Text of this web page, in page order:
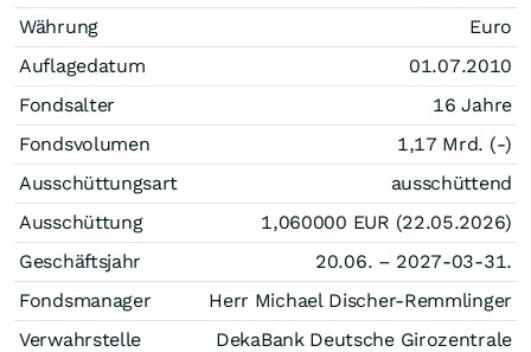
Währung
Euro
Auflagedatum
01.07.2010
Fondsalter
16 Jahre
Fondsvolumen
1,17 Mrd. (-)
Ausschüttungsart
ausschüttend
Ausschüttung
1,060000 EUR (22.05.2026)
Geschäftsjahr
20.06. – 2027-03-31.
Fondsmanager
Herr Michael Discher-Remmlinger
Verwahrstelle
DekaBank Deutsche Girozentrale